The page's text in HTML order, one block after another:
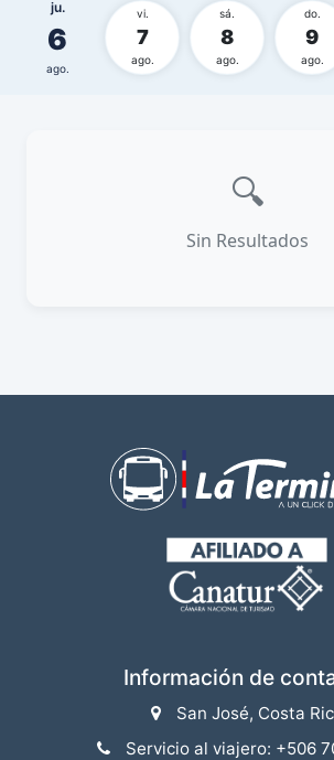
ju.
6
ago.
vi.
7
ago.
sá.
8
ago.
do.
9
ago.
🔍
Sin Resultados
Información de
San José, Costa
Servicio al viajero: +506